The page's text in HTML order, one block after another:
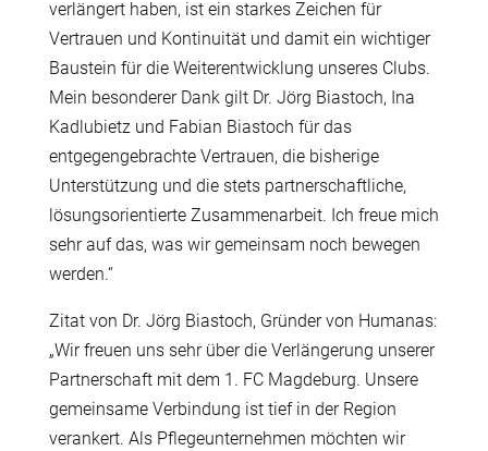
verlängert haben, ist ein starkes Zeichen für
Vertrauen und Kontinuität und damit ein wichtiger
Baustein für die Weiterentwicklung unseres Clubs.
Mein besonderer Dank gilt Dr. Jörg Biastoch, Ina
Kadlubietz und Fabian Biastoch für das
entgegengebrachte Vertrauen, die bisherige
Unterstützung und die stets partnerschaftliche,
lösungsorientierte Zusammenarbeit. Ich freue mich
sehr auf das, was wir gemeinsam noch bewegen
werden.“
Zitat von Dr. Jörg Biastoch, Gründer von Humanas:
„Wir freuen uns sehr über die Verlängerung unserer
Partnerschaft mit dem 1. FC Magdeburg. Unsere
gemeinsame Verbindung ist tief in der Region
verankert. Als Pflegeunternehmen möchten wir